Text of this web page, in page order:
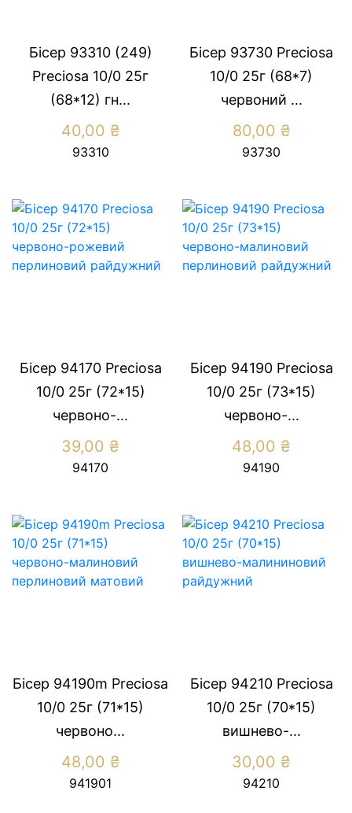
Бісер 93310 (249)
Preсiosa 10/0 25г
(68*12) гн...
40,00 ₴
93310
Бісер 93730 Preсiosa
10/0 25г (68*7)
червоний ...
80,00 ₴
93730
Бісер 94170 Preсiosa
10/0 25г (72*15)
червоно-...
39,00 ₴
94170
Бісер 94190 Preсiosa
10/0 25г (73*15)
червоно-...
48,00 ₴
94190
Бісер 94190m Preсiosa
10/0 25г (71*15)
червоно...
48,00 ₴
941901
Бісер 94210 Preсiosa
10/0 25г (70*15)
вишнево-...
30,00 ₴
94210